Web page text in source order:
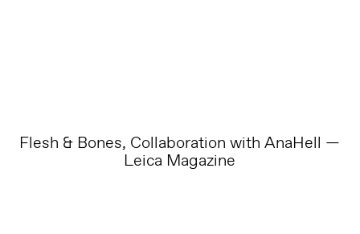
Flesh & Bones, Collaboration with AnaHell —
Leica Magazine